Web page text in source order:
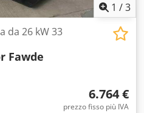
1 /3
da 26 kW 33
Fawde
6.764 €
prezzo fisso più IVA